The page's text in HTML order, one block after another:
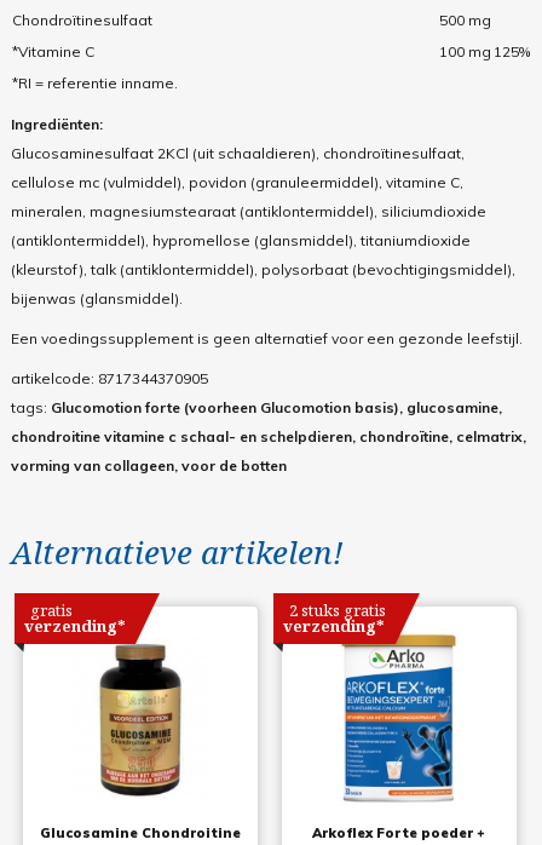
Chondroïtinesulfaat
500 mg
*Vitamine C
100 mg 125%
*RI = referentie inname.
Ingrediënten:
Glucosaminesulfaat 2KCl (uit schaaldieren), chondroïtinesulfaat,
cellulose mc (vulmiddel), povidon (granuleermiddel), vitamine C,
mineralen, magnesiumstearaat (antiklontermiddel), siliciumdioxide
(antiklontermiddel), hypromellose (glansmiddel), titaniumdioxide
(kleurstof), talk (antiklontermiddel), polysorbaat (bevochtigingsmiddel),
bijenwas (glansmiddel).
Een voedingssupplement is geen alternatief voor een gezonde leefstijl.
artikelcode: 8717344370905
tags: Glucomotion forte (voorheen Glucomotion basis), glucosamine,
chondroitine vitamine c schaal- en schelpdieren, chondroïtine, celmatrix,
vorming van collageen, voor de botten
Alternatieve artikelen!
Glucosamine Chondroitine
gratis
verzending*
Arkoflex Forte poeder +
2 stuks gratis
verzending*